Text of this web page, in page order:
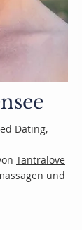
Dating,
Tantralove
und